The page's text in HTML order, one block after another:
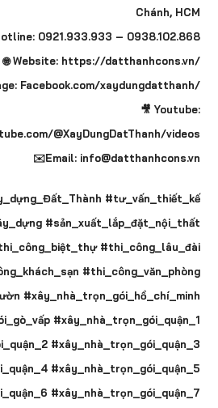
Chánh, HCM
0921.933.933 – 0938.102.868
🌐 Website: https://datthanhcons.vn/
Facebook.com/xaydungdatthanh/
🎥 Youtube:
@XayDungDatThanh/videos
✉️Email: info@datthanhcons.vn
#tư_vấn_thiết_kế
#sản_xuất_lắp_đặt_nội_thất
#thi_công_lâu_đài
#thi_công_văn_phòng
#xây_nhà_trọn_gói_hồ_chí_minh
#xây_nhà_trọn_gói_quận_1
#xây_nhà_trọn_gói_quận_3
#xây_nhà_trọn_gói_quận_5
#xây_nhà_trọn_gói_quận_7